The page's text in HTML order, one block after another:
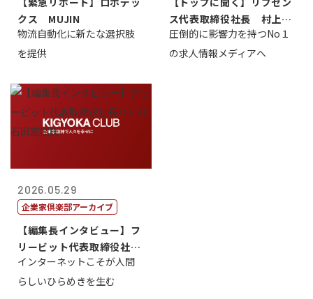
クス MUJIN
物流自動化に新たな選択肢
を提供
ス代表取締役社長 村上太
一 氏
圧倒的に影響力を持つNo１
の求人情報メディアへ
2026.05.29
企業家倶楽部アーカイブ
【編集長インタビュー】フ
リービット代表取締役社長
ＣＥＯ 石田...
インターネットこそが人間
らしいひらめきを生む